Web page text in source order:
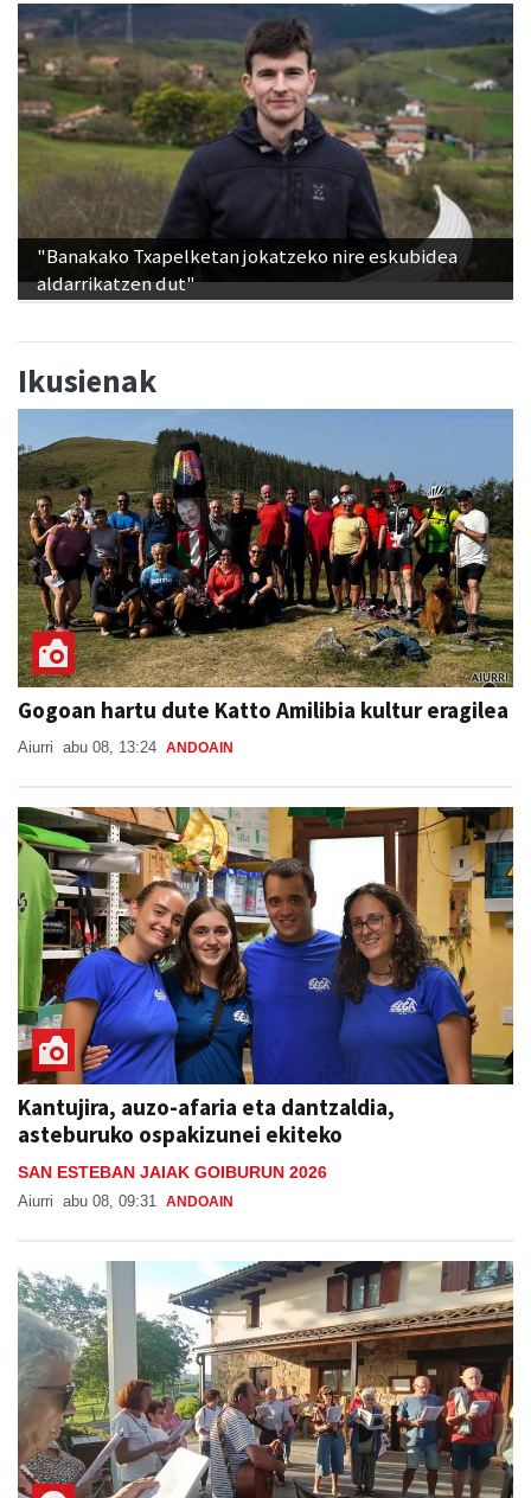
"Banakako Txapelketan jokatzeko nire eskubidea
aldarrikatzen dut"
Ikusienak
Gogoan hartu dute Katto Amilibia kultur eragilea
Aiurri abu 08, 13:24 ANDOAIN
Kantujira, auzo-afaria eta dantzaldia,
asteburuko ospakizunei ekiteko
SAN ESTEBAN JAIAK GOIBURUN 2026
Aiurri abu 08, 09:31 ANDOAIN